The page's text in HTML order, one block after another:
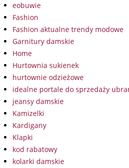
eobuwie
Fashion
Fashion aktualne trendy modowe
Garnitury damskie
Home
Hurtownia sukienek
hurtownie odzieżowe
idealne portale do sprzedaży
jeansy damskie
Kamizelki
Kardigany
Klapki
kod rabatowy
kolarki damskie